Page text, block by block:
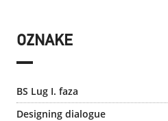
OZNAKE
BS Lug I. faza
Designing dialogue